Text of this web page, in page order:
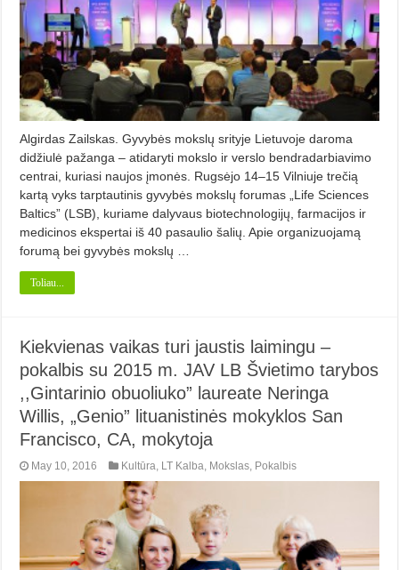
Algirdas Zailskas. Gyvybės mokslų srityje Lietuvoje daroma
didžiulė pažanga – atidaryti mokslo ir verslo bendradarbiavimo
centrai, kuriasi naujos įmonės. Rugsėjo 14–15 Vilniuje trečią
kartą vyks tarptautinis gyvybės mokslų forumas „Life Sciences
Baltics” (LSB), kuriame dalyvaus biotechnologijų, farmacijos ir
medicinos ekspertai iš 40 pasaulio šalių. Apie organizuojamą
forumą bei gyvybės mokslų …
Toliau...
Kiekvienas vaikas turi jaustis laimingu –
pokalbis su 2015 m. JAV LB Švietimo tarybos
,,Gintarinio obuoliuko” laureate Neringa
Willis, „Genio” lituanistinės mokyklos San
Francisco, CA, mokytoja
May 10, 2016 Kultūra, LT Kalba, Mokslas, Pokalbis